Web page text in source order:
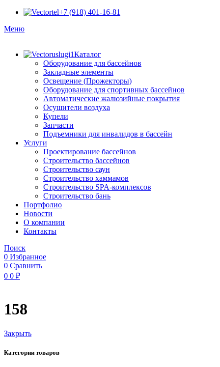
+7 (918) 401-16-81
Меню
Каталог
Оборудование для бассейнов
Закладные элементы
Освещение (Прожекторы)
Оборудование для спортивных бассейнов
Автоматические жалюзийные покрытия
Осушители воздуха
Купели
Запчасти
Подъемники для инвалидов в бассейн
Услуги
Проектирование бассейнов
Строительство бассейнов
Строительство саун
Строительство хаммамов
Строительство SPA-комплексов
Строительство бань
Портфолио
Новости
O компании
Контакты
Поиск
0 Избранное
0 Сравнить
0 0 ₽
158
Закрыть
Категории товаров